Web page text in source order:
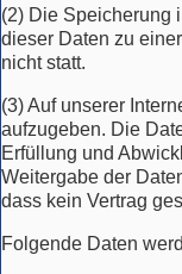
(2) Die Speicherung
dieser Daten zu
nicht statt.
(3) Auf unserer
aufzugeben. Die
Erfüllung und
Weitergabe der
dass kein Vertrag
Folgende Daten